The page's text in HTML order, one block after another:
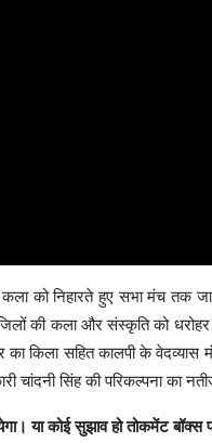
को निहारते हुए सभा मंच तक
की कला और संस्कृति को धरोहर
का किला सहित कालपी के
सिंह की परिकल्पना का
या कोई सुझाव हो तोकमेंट बॉक्स